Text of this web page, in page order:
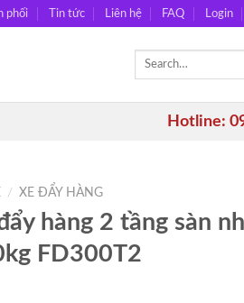
phối Tin tức Liên hệ FAQ Login
Search
Hotline:
/ XE ĐẨY HÀNG
hàng 2 tầng sàn
FD300T2